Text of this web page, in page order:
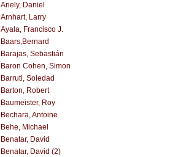
Ariely, Daniel
Arnhart, Larry
Ayala, Francisco J.
Baars,Bernard
Barajas, Sebastián
Baron Cohen, Simon
Barruti, Soledad
Barton, Robert
Baumeister, Roy
Bechara, Antoine
Behe, Michael
Benatar, David
Benatar, David (2)